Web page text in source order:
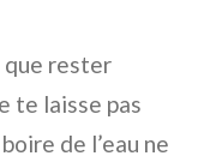
rester
te laisse pas
de l’eau ne